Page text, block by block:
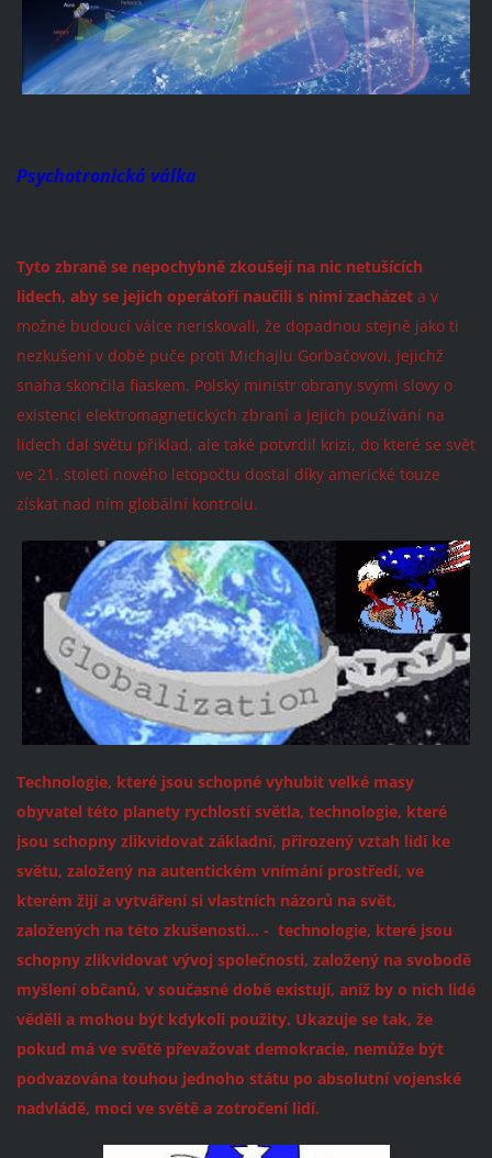
Psychotronická válka
Tyto zbraně se nepochybně zkoušejí na nic netušících
lidech, aby se jejich operátoří naučili s nimi zacházet a v
možné budoucí válce neriskovali, že dopadnou stejně jako ti
nezkušení v době puče proti Michajlu Gorbačovovi, jejichž
snaha skončila fiaskem. Polský ministr obrany svými slovy o
existenci elektromagnetických zbraní a jejich používání na
lidech dal světu příklad, ale také potvrdil krizi, do které se svět
ve 21. století nového letopočtu dostal díky americké touze
získat nad ním globální kontrolu.
Technologie, které jsou schopné vyhubit velké masy
obyvatel této planety rychlostí světla, technologie, které
jsou schopny zlikvidovat základní, přirozený vztah lidí ke
světu, založený na autentickém vnímání prostředí, ve
kterém žijí a vytváření si vlastních názorů na svět,
založených na této zkušenosti... - technologie, které jsou
schopny zlikvidovat vývoj společnosti, založený na svobodě
myšlení občanů, v současné době existují, aniž by o nich lidé
věděli a mohou být kdykoli použity. Ukazuje se tak, že
pokud má ve světě převažovat demokracie, nemůže být
podvazována touhou jednoho státu po absolutní vojenské
nadvládě, moci ve světě a zotročení lidí.